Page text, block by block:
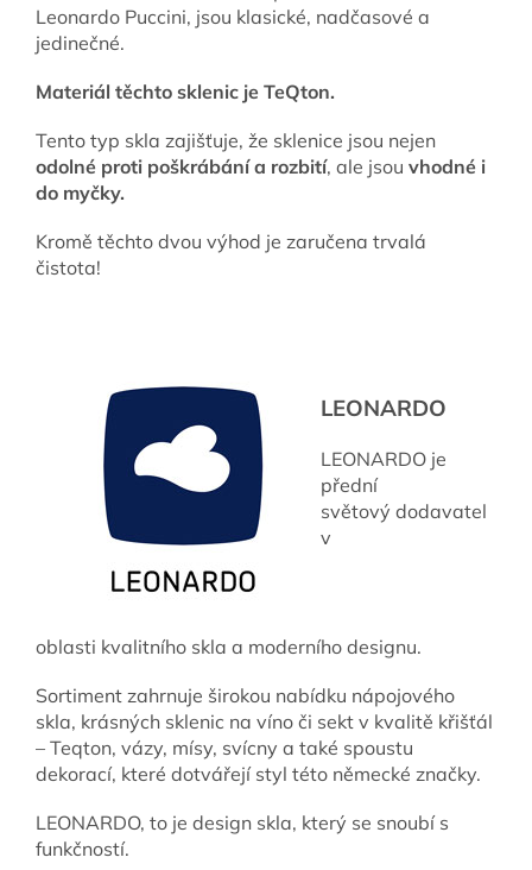
Leonardo Puccini, jsou klasické, nadčasové a
jedinečné.
Materiál těchto sklenic je TeQton.
Tento typ skla zajišťuje, že sklenice jsou nejen
odolné proti poškrábání a rozbití, ale jsou vhodné i
do myčky.
Kromě těchto dvou výhod je zaručena trvalá
čistota!
LEONARDO
LEONARDO je
přední
světový dodavatel
v
oblasti kvalitního skla a moderního designu.
Sortiment zahrnuje širokou nabídku nápojového
skla, krásných sklenic na víno či sekt v kvalitě křišťál
– Teqton, vázy, mísy, svícny a také spoustu
dekorací, které dotvářejí styl této německé značky.
LEONARDO, to je design skla, který se snoubí s
funkčností.